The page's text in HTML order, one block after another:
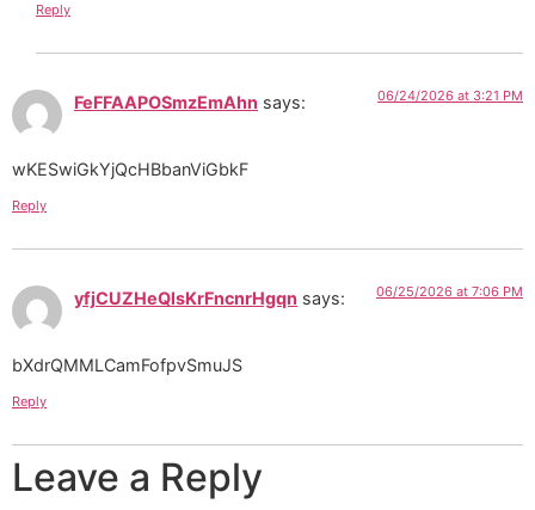
Reply
FeFFAAPOSmzEmAhn says: 06/24/2026 at 3:21 PM
wKESwiGkYjQcHBbanViGbkF
Reply
yfjCUZHeQlsKrFncnrHgqn says: 06/25/2026 at 7:06 PM
bXdrQMMLCamFofpvSmuJS
Reply
Leave a Reply